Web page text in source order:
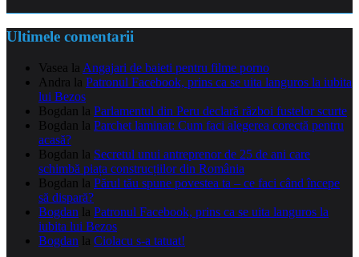
Ultimele comentarii
Vasea la Angajari de baieti pentru filme porno
Andra la Patronul Facebook, prins ca se uita languros la iubita
lui Bezos
Bogdan la Parlamentul din Peru declară război fustelor scurte
Bogdan la Parchet laminat: Cum faci alegerea corectă pentru
acasă?
Bogdan la Secretul unui antreprenor de 25 de ani care
schimbă piața construcțiilor din România
Bogdan la Părul tău spune povestea ta – ce faci când începe
să dispară?
Bogdan la Patronul Facebook, prins ca se uita languros la
iubita lui Bezos
Bogdan la Ciolacu s-a tatuat!